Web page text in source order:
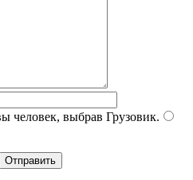
человек, выбрав Грузовик.